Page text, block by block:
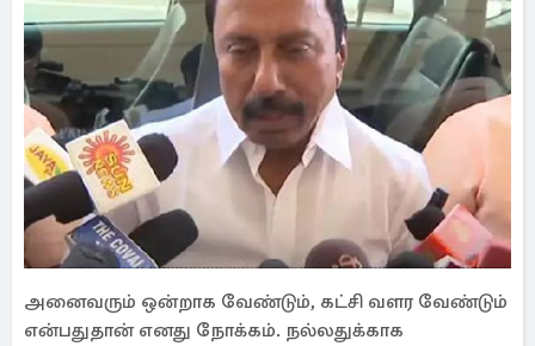
அனைவரும் ஒன்றாக வேண்டும், கட்சி வளர வேண்டும்
என்பதுதான் எனது நோக்கம். நல்லதுக்காக